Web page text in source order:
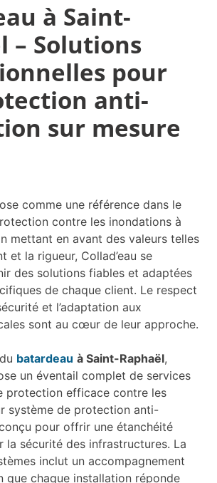
à Saint-
– Solutions
pour
anti-
sur mesure
comme une référence dans le
contre les inondations à
mettant en avant des valeurs telles
et la rigueur, Collad’eau se
des solutions fiables et adaptées
de chaque client. Le respect
et l’adaptation aux
sont au cœur de leur approche.
batardeau à Saint-Raphaël,
un éventail complet de services
protection efficace contre les
système de protection anti-
pour offrir une étanchéité
la sécurité des infrastructures. La
inclut un accompagnement
que chaque installation réponde